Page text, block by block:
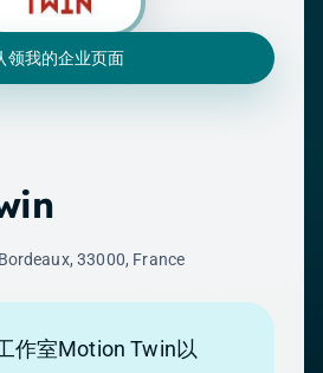
领我的企业页面
33000, France
作室Motion Twin以